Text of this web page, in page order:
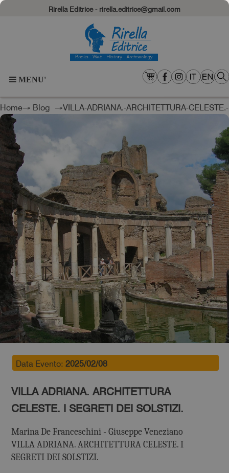
Rirella Editrice - rirella.editrice@gmail.com
MENU'
Home→ Blog →VILLA-ADRIANA.-ARCHITETTURA-CELESTE.-
I-SEGRETI-DEI-SOLSTIZI.
Data Evento: 2025/02/08
VILLA ADRIANA. ARCHITETTURA
CELESTE. I SEGRETI DEI SOLSTIZI.
Marina De Franceschini - Giuseppe Veneziano
VILLA ADRIANA. ARCHITETTURA CELESTE. I
SEGRETI DEI SOLSTIZI.